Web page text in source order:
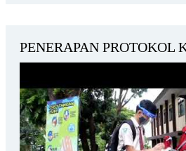
PENERAPAN PROTOKOL